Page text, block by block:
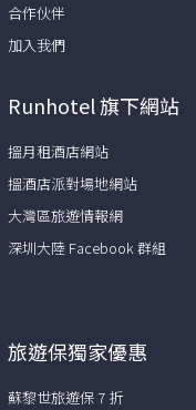
合作伙伴
加入我們
Runhotel 旗下網站
搵月租酒店網站
搵酒店派對場地網站
大灣區旅遊情報網
深圳大陸 Facebook 群組
旅遊保獨家優惠
蘇黎世旅遊保 7 折